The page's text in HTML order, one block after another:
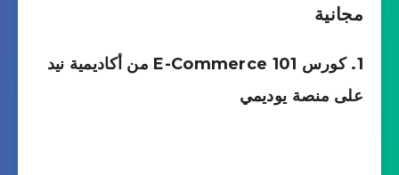
مجانية
1. كورس E-Commerce 101 من أكاديمية نيد
على منصة يوديمي